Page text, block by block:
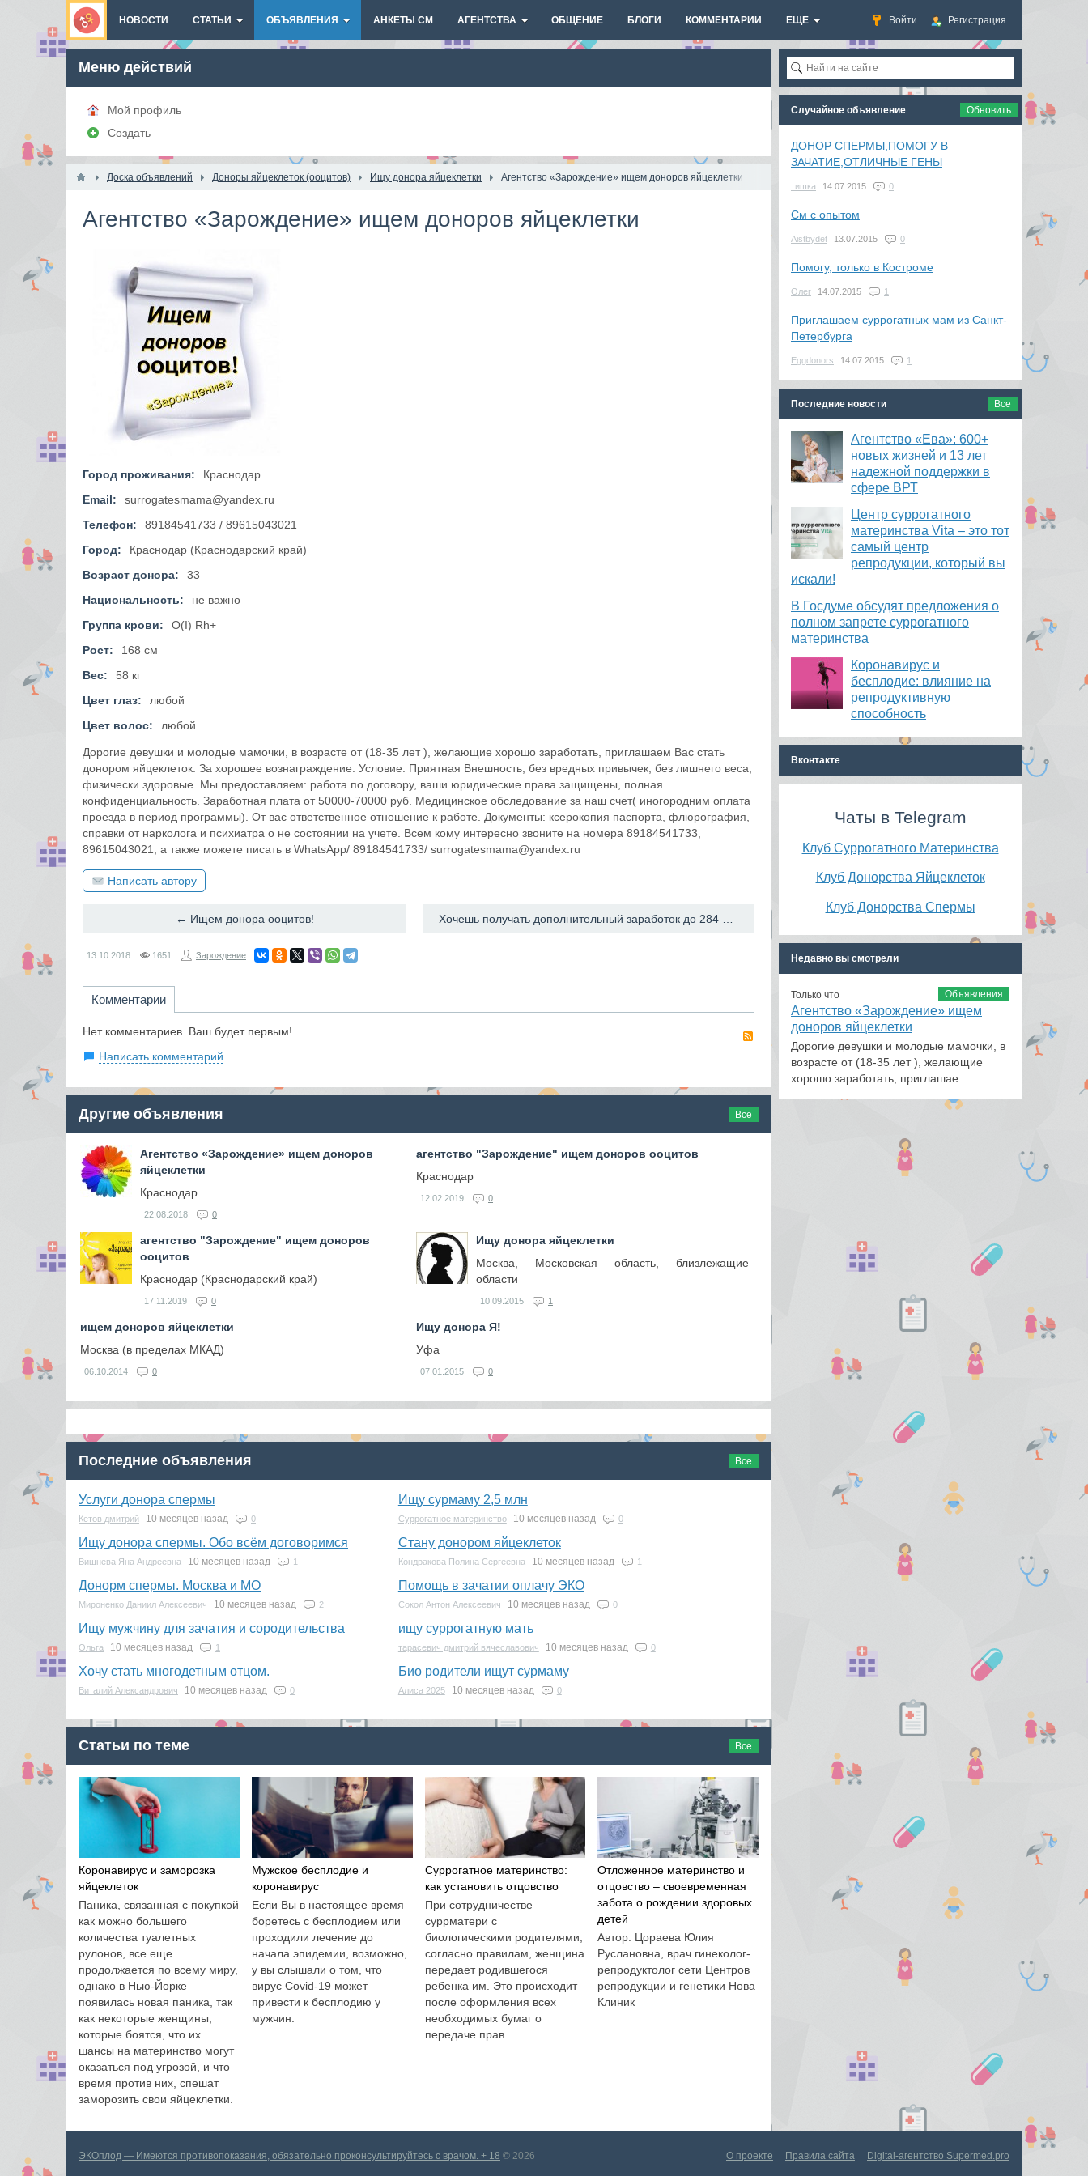
Войти Регистрация
НОВОСТИ СТАТЬИ ОБЪЯВЛЕНИЯ АНКЕТЫ СМ АГЕНТСТВА ОБЩЕНИЕ БЛОГИ КОММЕНТАРИИ ЕЩЁ
Меню действий
Мой профиль
Создать
Доска объявлений Доноры яйцеклеток (ооцитов) Ищу донора яйцеклетки Агентство «Зарождение» ищем доноров яйцеклетки
Агентство «Зарождение» ищем доноров яйцеклетки
Город проживания:
Краснодар
Email:
surrogatesmama@yandex.ru
Телефон:
89184541733 / 89615043021
Город:
Краснодар (Краснодарский край)
Возраст донора:
33
Национальность:
не важно
Группа крови:
O(I) Rh+
Рост:
168 см
Вес:
58 кг
Цвет глаз:
любой
Цвет волос:
любой
Дорогие девушки и молодые мамочки, в возрасте от (18-35 лет ), желающие хорошо заработать, приглашаем Вас стать
донором яйцеклеток. За хорошее вознаграждение. Условие: Приятная Внешность, без вредных привычек, без лишнего веса,
физически здоровые. Мы предоставляем: работа по договору, ваши юридические права защищены, полная
конфиденциальность. Заработная плата от 50000-70000 руб. Медицинское обследование за наш счет( иногородним оплата
проезда в период программы). От вас ответственное отношение к работе. Документы: ксерокопия паспорта, флюрография,
справки от нарколога и психиатра о не состоянии на учете. Всем кому интересно звоните на номера 89184541733,
89615043021, а также можете писать в WhatsApp/ 89184541733/ surrogatesmama@yandex.ru
Написать автору
← Ищем донора ооцитов!
13.10.2018 1651 Зарождение
Комментарии
Нет комментариев. Ваш будет первым!
Написать комментарий
Другие объявления Все
Агентство «Зарождение» ищем доноров
яйцеклетки
Краснодар
22.08.2018 0
агентство "Зарождение" ищем доноров ооцитов
Краснодар
12.02.2019 0
агентство "Зарождение" ищем доноров
ооцитов
Краснодар (Краснодарский край)
17.11.2019 0
Ищу донора яйцеклетки
Москва, Московская область, близлежащие
области
10.09.2015 1
ищем доноров яйцеклетки
Москва (в пределах МКАД)
06.10.2014 0
Ищу донора Я!
Уфа
07.01.2015 0
Последние объявления Все
Услуги донора спермы
Кетов дмитрий 10 месяцев назад 0
Ищу сурмаму 2,5 млн
Суррогатное материнство 10 месяцев назад 0
Ищу донора спермы. Обо всём договоримся
Вишнева Яна Андреевна 10 месяцев назад 1
Стану донором яйцеклеток
Кондракова Полина Сергеевна 10 месяцев назад 1
Донорм спермы. Москва и МО
Мироненко Даниил Алексеевич 10 месяцев назад 2
Помощь в зачатии оплачу ЭКО
Сокол Антон Алексеевич 10 месяцев назад 0
Ищу мужчину для зачатия и сородительства
Ольга 10 месяцев назад 1
ищу суррогатную мать
тарасевич дмитрий вячеславович 10 месяцев назад 0
Хочу стать многодетным отцом.
Виталий Александрович 10 месяцев назад 0
Био родители ищут сурмаму
Алиса 2025 10 месяцев назад 0
Статьи по теме Все
Коронавирус и заморозка
яйцеклеток
Паника, связанная с покупкой
как можно большего
количества туалетных
рулонов, все еще
продолжается по всему миру,
однако в Нью-Йорке
появилась новая паника, так
как некоторые женщины,
которые боятся, что их
шансы на материнство могут
оказаться под угрозой, и что
время против них, спешат
заморозить свои яйцеклетки.
Мужское бесплодие и
коронавирус
Если Вы в настоящее время
боретесь с бесплодием или
проходили лечение до
начала эпидемии, возможно,
у вы слышали о том, что
вирус Covid-19 может
привести к бесплодию у
мужчин.
Суррогатное материнство:
как установить отцовство
При сотрудничестве
суррматери с
биологическими родителями,
согласно правилам, женщина
передает родившегося
ребенка им. Это происходит
после оформления всех
необходимых бумаг о
передаче прав.
Отложенное материнство и
отцовство – своевременная
забота о рождении здоровых
детей
Автор: Цораева Юлия
Руслановна, врач гинеколог-
репродуктолог сети Центров
репродукции и генетики Нова
Клиник
Случайное объявление Обновить
ДОНОР СПЕРМЫ,ПОМОГУ В
ЗАЧАТИЕ,ОТЛИЧНЫЕ ГЕНЫ
тишка 14.07.2015 0
См с опытом
Aistbydet 13.07.2015 0
Помогу, только в Костроме
Олег 14.07.2015 1
Приглашаем суррогатных мам из Санкт-
Петербурга
Eggdonors 14.07.2015 1
Последние новости Все
Агентство «Ева»: 600+
новых жизней и 13 лет
надежной поддержки в
сфере ВРТ
​Центр суррогатного
материнства Vita – это тот
самый центр
репродукции, который вы
искали!
В Госдуме обсудят предложения о
полном запрете суррогатного
материнства
Коронавирус и
бесплодие: влияние на
репродуктивную
способность
Вконтакте
Чаты в Telegram
Клуб Суррогатного Материнства
Клуб Донорства Яйцеклеток
Клуб Донорства Спермы
Недавно вы смотрели
Объявления
Только что
Агентство «Зарождение» ищем
доноров яйцеклетки
Дорогие девушки и молодые мамочки, в
возрасте от (18-35 лет ), желающие
хорошо заработать, приглашае
ЭКОплод — Имеются противопоказания, обязательно проконсультируйтесь с врачом. + 18 © 2026 О проекте Правила сайта Digital-агентство Supermed.pro